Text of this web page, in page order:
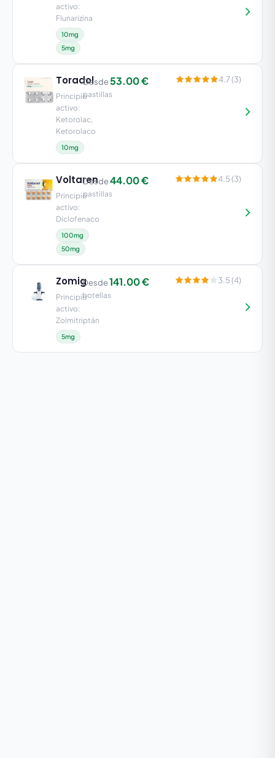
Zomig
Principio
activo:
Zolmitriptán
5mg
Desde141.00 €
botellas
3.5 (4)
activo:
Flunarizina
10mg
5mg
Toradol
Principio
activo:
Ketorolac,
Ketorolaco
10mg
Desde53.00 €
pastillas
4.7 (3)
Voltaren
Principio
activo:
Diclofenaco
100mg
50mg
Desde44.00 €
pastillas
4.5 (3)